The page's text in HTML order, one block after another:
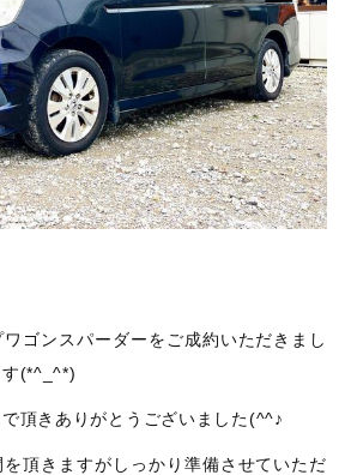
ゴンスパーダーをご成約いただきまし
す(*^_^*)
頂きありがとうございました(^^♪
頂きますがしっかり準備させていただ